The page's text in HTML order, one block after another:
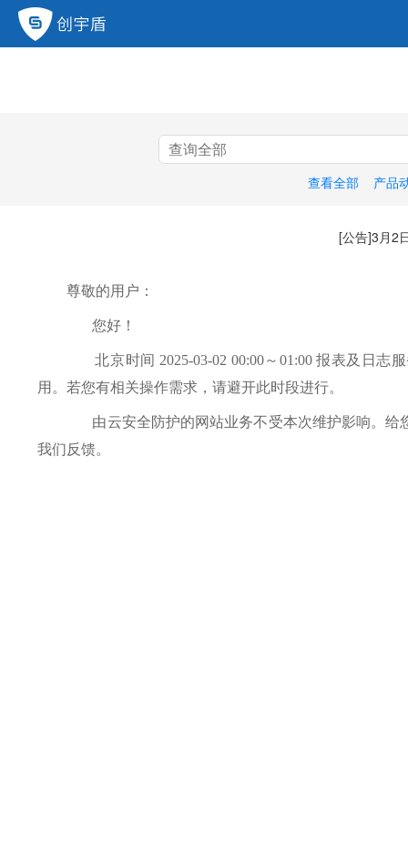
查看全部 产品
[公告]3月2
尊敬的用户：
您好！
北京时间 2025-03-02 00:00～01:00 报表及日志
用。若您有相关操作需求，请避开此时段进行。
由云安全防护的网站业务不受本次维护影响。给
我们反馈。